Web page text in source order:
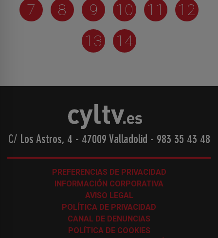
7
8 9 10 11
12
13
14
C/ Los Astros, 4 - 47009 Valladolid - 983 35 43 48
PREFERENCIAS DE PRIVACIDAD
INFORMACIÓN CORPORATIVA
AVISO LEGAL
POLÍTICA DE PRIVACIDAD
CANAL DE DENUNCIAS
POLÍTICA DE COOKIES